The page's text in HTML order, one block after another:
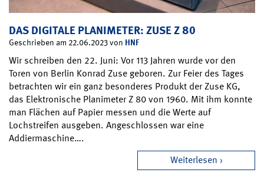
DAS DIGITALE PLANIMETER: ZUSE Z 80
Geschrieben am 22.06.2023 von HNF
Wir schreiben den 22. Juni: Vor 113 Jahren wurde vor den
Toren von Berlin Konrad Zuse geboren. Zur Feier des Tages
betrachten wir ein ganz besonderes Produkt der Zuse KG,
das Elektronische Planimeter Z 80 von 1960. Mit ihm konnte
man Flächen auf Papier messen und die Werte auf
Lochstreifen ausgeben. Angeschlossen war eine
Addiermaschine….
Weiterlesen